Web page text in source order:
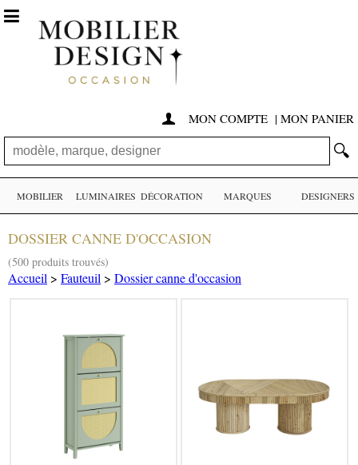
 MON COMPTE | MON PANIER
🔍

MOBILIER LUMINAIRES DÉCORATION MARQUES DESIGNERS
DOSSIER CANNE D'OCCASION
(500 produits trouvés)
Accueil > Fauteuil > Dossier canne d'occasion